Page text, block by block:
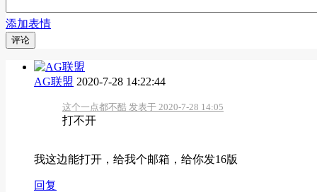
添加表情
评论
AG联盟 2020-7-28 14:22:44
这个一点都不酷 发表于 2020-7-28 14:05
打不开
我这边能打开，给我个邮箱，给你发16版
回复